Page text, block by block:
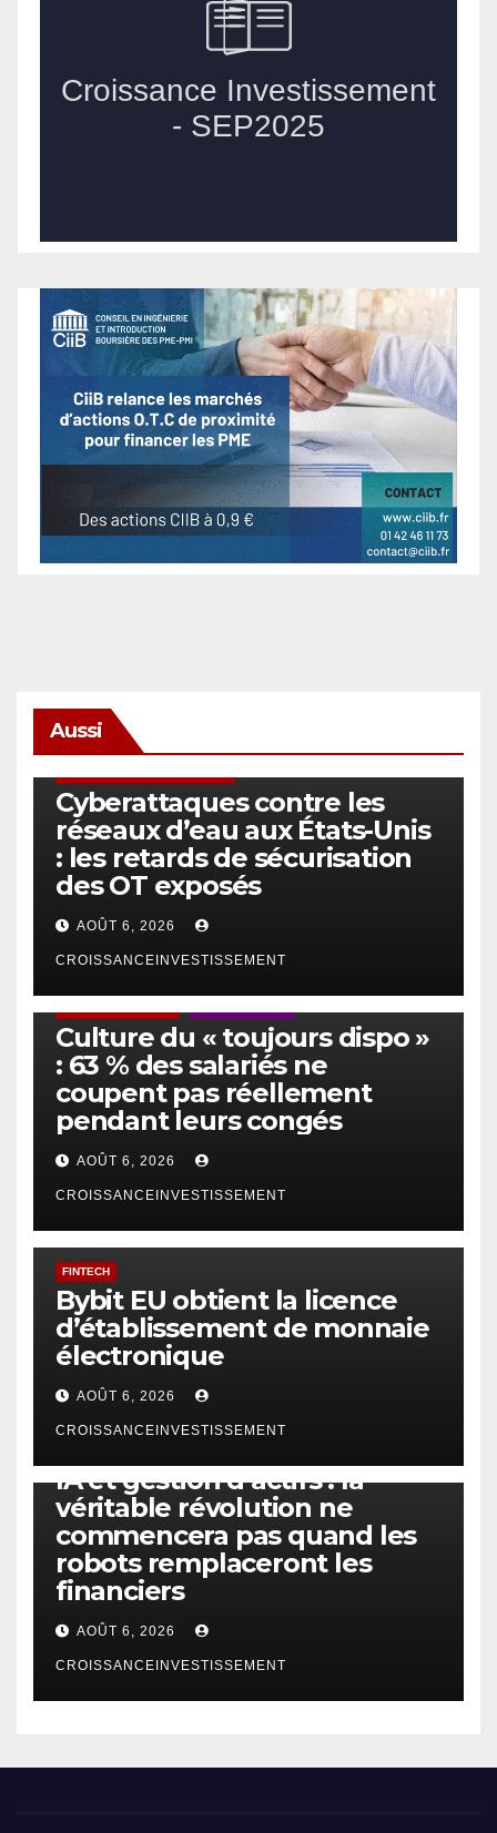
Aussi
Cyberattaques contre les
réseaux d’eau aux États-Unis
: les retards de sécurisation
des OT exposés
AOÛT 6, 2026
CROISSANCEINVESTISSEMENT
Culture du « toujours dispo »
: 63 % des salariés ne
coupent pas réellement
pendant leurs congés
AOÛT 6, 2026
CROISSANCEINVESTISSEMENT
FINTECH
Bybit EU obtient la licence
d’établissement de monnaie
électronique
AOÛT 6, 2026
CROISSANCEINVESTISSEMENT
IA et gestion d’actifs : la
véritable révolution ne
commencera pas quand les
robots remplaceront les
financiers
AOÛT 6, 2026
CROISSANCEINVESTISSEMENT